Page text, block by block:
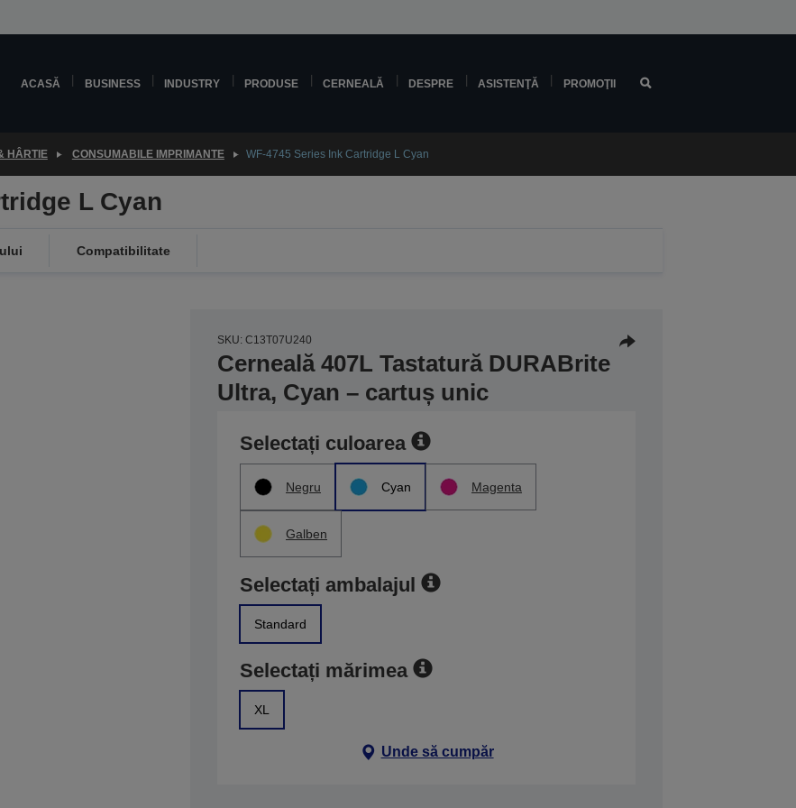
ACASĂ BUSINESS INDUSTRY PRODUSE CERNEALĂ DESPRE ASISTENŢĂ PROMOŢII
HÂRTIE CONSUMABILE IMPRIMANTE WF-4745 Series Ink Cartridge L Cyan
L Cyan
Compatibilitate
SKU: C13T07U240
Cerneală 407L Tastatură DURABrite
Ultra, Cyan – cartuș unic
Selectați culoarea
Negru Cyan Magenta
Galben
Selectați ambalajul
Standard
Selectați mărimea
XL
Unde să cumpăr